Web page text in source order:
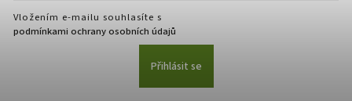
Vložením e-mailu souhlasíte s
podmínkami ochrany osobních údajů
Přihlásit se